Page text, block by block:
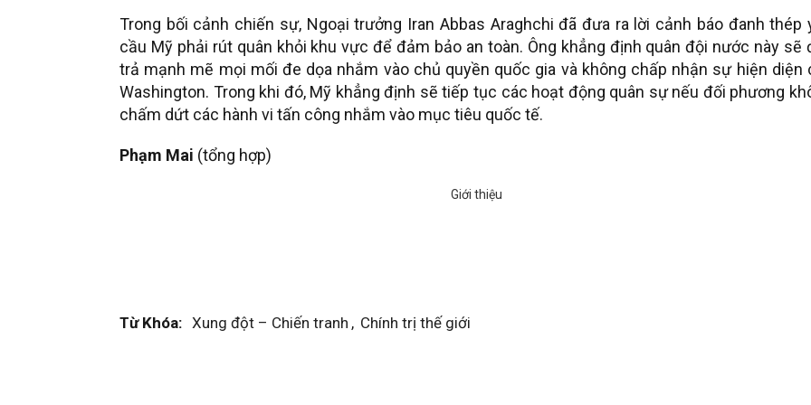
Trong bối cảnh chiến sự, Ngoại trưởng Iran Abbas Araghchi đã đưa ra lời cảnh báo đanh thép
cầu Mỹ phải rút quân khỏi khu vực để đảm bảo an toàn. Ông khẳng định quân đội nước này sẽ
trả mạnh mẽ mọi mối đe dọa nhắm vào chủ quyền quốc gia và không chấp nhận sự hiện diện
Washington. Trong khi đó, Mỹ khẳng định sẽ tiếp tục các hoạt động quân sự nếu đối phương
chấm dứt các hành vi tấn công nhắm vào mục tiêu quốc tế.
Phạm Mai (tổng hợp)
Từ Khóa: Xung đột – Chiến tranh , Chính trị thế giới